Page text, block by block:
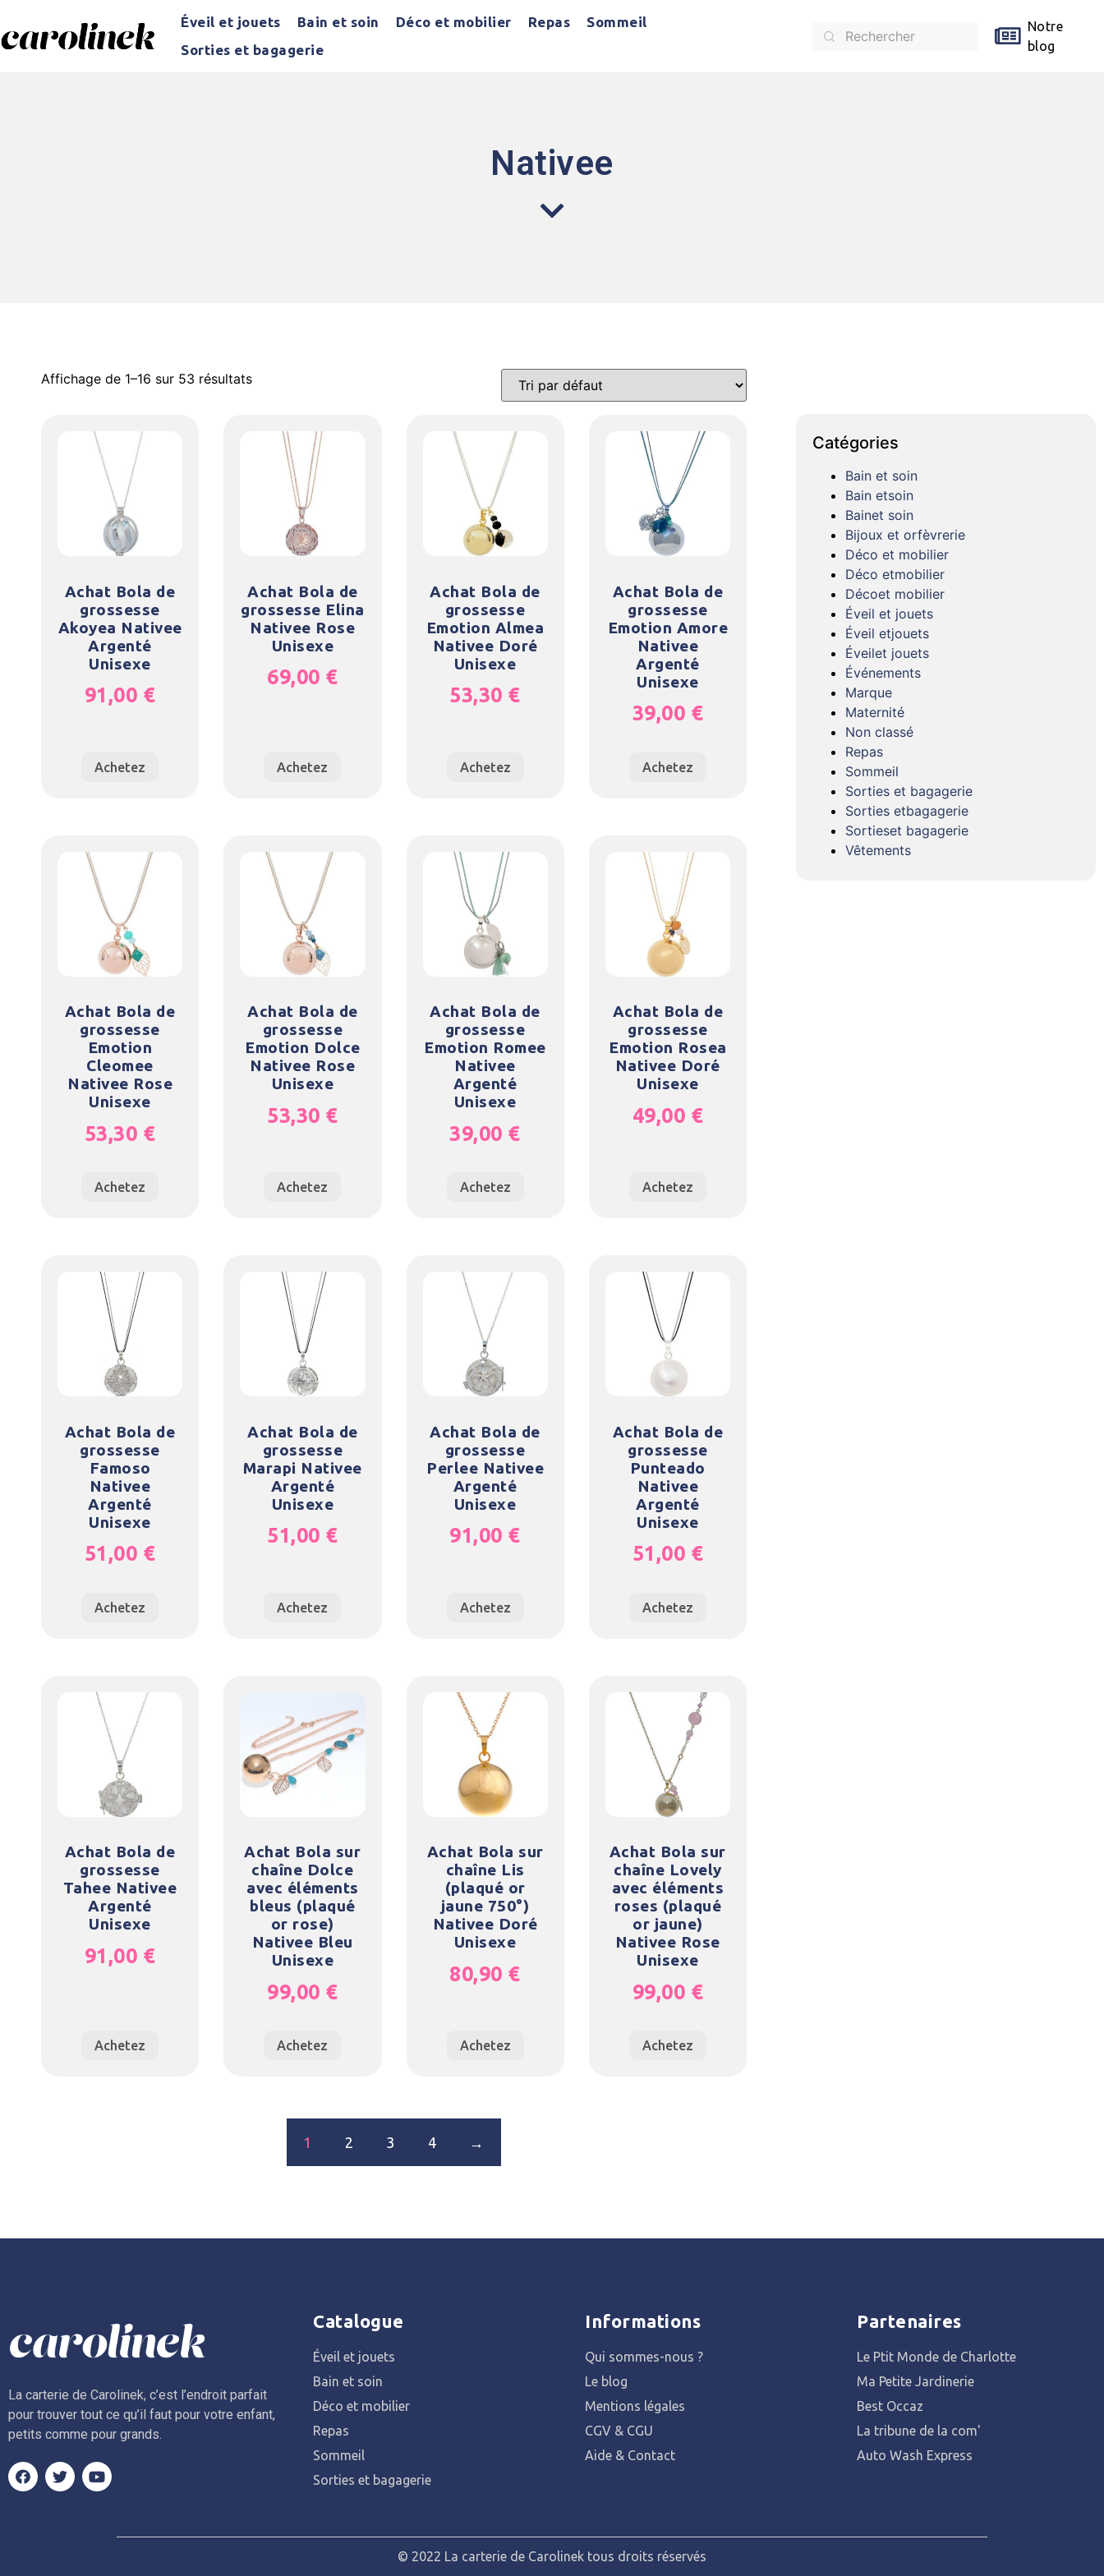
Éveil et jouets Bain et soin Déco et mobilier Repas
Sommeil
Sorties et bagagerie
Notre
blog
Nativee
Affichage de 1–16 sur 53 résultats
Achat Bola de
grossesse
Akoyea Nativee
Argenté
Unisexe
91,00 €
Achetez
Achat Bola de
grossesse Elina
Nativee Rose
Unisexe
69,00 €
Achetez
Achat Bola de
grossesse
Emotion Almea
Nativee Doré
Unisexe
53,30 €
Achetez
Achat Bola de
grossesse
Emotion Amore
Nativee
Argenté
Unisexe
39,00 €
Achetez
Achat Bola de
grossesse
Emotion
Cleomee
Nativee Rose
Unisexe
53,30 €
Achetez
Achat Bola de
grossesse
Emotion Dolce
Nativee Rose
Unisexe
53,30 €
Achetez
Achat Bola de
grossesse
Emotion Romee
Nativee
Argenté
Unisexe
39,00 €
Achetez
Achat Bola de
grossesse
Emotion Rosea
Nativee Doré
Unisexe
49,00 €
Achetez
Achat Bola de
grossesse
Famoso
Nativee
Argenté
Unisexe
51,00 €
Achetez
Achat Bola de
grossesse
Marapi Nativee
Argenté
Unisexe
51,00 €
Achetez
Achat Bola de
grossesse
Perlee Nativee
Argenté
Unisexe
91,00 €
Achetez
Achat Bola de
grossesse
Punteado
Nativee
Argenté
Unisexe
51,00 €
Achetez
Achat Bola de
grossesse
Tahee Nativee
Argenté
Unisexe
91,00 €
Achetez
Achat Bola sur
chaîne Dolce
avec éléments
bleus (plaqué
or rose)
Nativee Bleu
Unisexe
99,00 €
Achetez
Achat Bola sur
chaîne Lis
(plaqué or
jaune 750°)
Nativee Doré
Unisexe
80,90 €
Achetez
Achat Bola sur
chaîne Lovely
avec éléments
roses (plaqué
or jaune)
Nativee Rose
Unisexe
99,00 €
Achetez
1 2 3 4 →
Catégories
Bain et soin
Bain etsoin
Bainet soin
Bijoux et orfèvrerie
Déco et mobilier
Déco etmobilier
Décoet mobilier
Éveil et jouets
Éveil etjouets
Éveilet jouets
Événements
Marque
Maternité
Non classé
Repas
Sommeil
Sorties et bagagerie
Sorties etbagagerie
Sortieset bagagerie
Vêtements
La carterie de Carolinek, c’est l’endroit parfait
pour trouver tout ce qu’il faut pour votre enfant,
petits comme pour grands.
Catalogue
Éveil et jouets
Bain et soin
Déco et mobilier
Repas
Sommeil
Sorties et bagagerie
Informations
Qui sommes-nous ?
Le blog
Mentions légales
CGV & CGU
Aide & Contact
Partenaires
Le Ptit Monde de Charlotte
Ma Petite Jardinerie
Best Occaz
La tribune de la com'
Auto Wash Express
© 2022 La carterie de Carolinek tous droits réservés